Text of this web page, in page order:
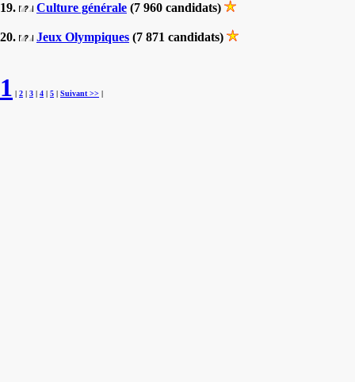
19. Culture générale (7 960 candidats)
20. Jeux Olympiques (7 871 candidats)
1 | 2 | 3 | 4 | 5 | Suivant >> |